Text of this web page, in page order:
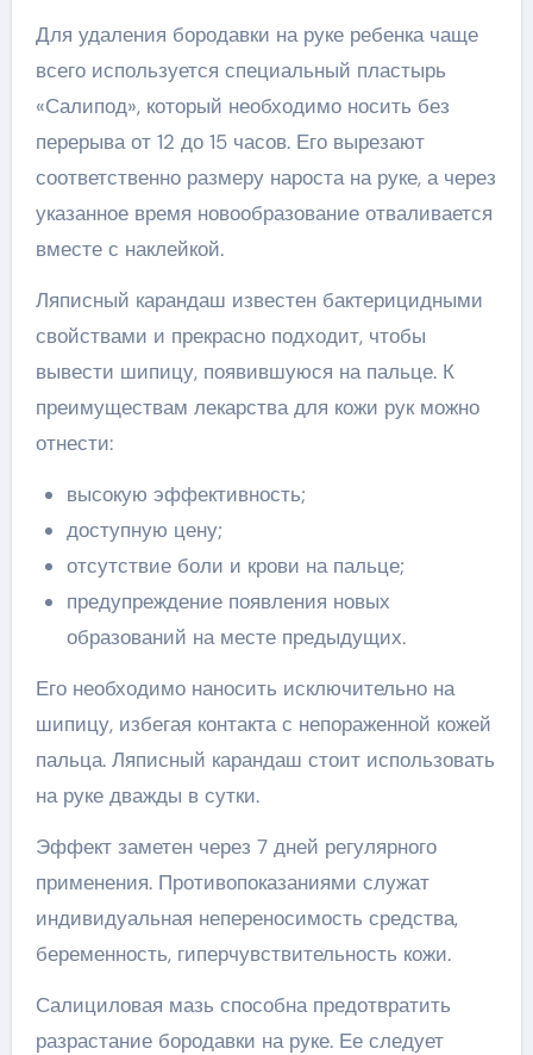
Для удаления бородавки на руке ребенка чаще
всего используется специальный пластырь
«Салипод», который необходимо носить без
перерыва от 12 до 15 часов. Его вырезают
соответственно размеру нароста на руке, а через
указанное время новообразование отваливается
вместе с наклейкой.
Ляписный карандаш известен бактерицидными
свойствами и прекрасно подходит, чтобы
вывести шипицу, появившуюся на пальце. К
преимуществам лекарства для кожи рук можно
отнести:
высокую эффективность;
доступную цену;
отсутствие боли и крови на пальце;
предупреждение появления новых
образований на месте предыдущих.
Его необходимо наносить исключительно на
шипицу, избегая контакта с непораженной кожей
пальца. Ляписный карандаш стоит использовать
на руке дважды в сутки.
Эффект заметен через 7 дней регулярного
применения. Противопоказаниями служат
индивидуальная непереносимость средства,
беременность, гиперчувствительность кожи.
Салициловая мазь способна предотвратить
разрастание бородавки на руке. Ее следует